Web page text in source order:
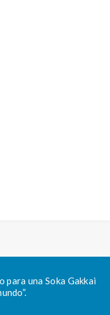
para una Soka Gakkai